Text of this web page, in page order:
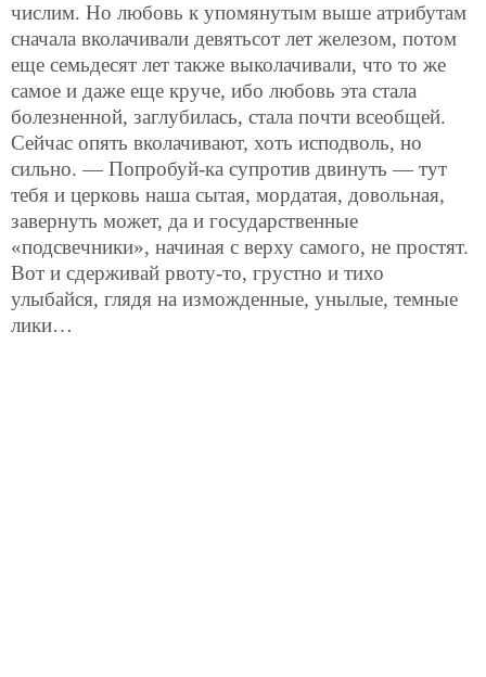
числим. Но любовь к упомянутым выше атрибутам
сначала вколачивали девятьсот лет железом, потом
еще семьдесят лет также выколачивали, что то же
самое и даже еще круче, ибо любовь эта стала
болезненной, заглубилась, стала почти всеобщей.
Сейчас опять вколачивают, хоть исподволь, но
сильно. — Попробуй-ка супротив двинуть — тут
тебя и церковь наша сытая, мордатая, довольная,
завернуть может, да и государственные
«подсвечники», начиная с верху самого, не простят.
Вот и сдерживай рвоту-то, грустно и тихо
улыбайся, глядя на изможденные, унылые, темные
лики…